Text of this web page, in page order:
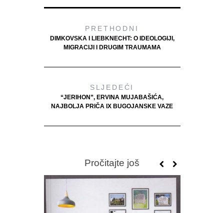
PRETHODNI
DIMKOVSKA I LIEBKNECHT: O IDEOLOGIJI,
MIGRACIJI I DRUGIM TRAUMAMA
SLJEDEĆI
“JERIHON”, ERVINA MUJABAŠIĆA,
NAJBOLJA PRIČA IX BUGOJANSKE VAZE
Pročitajte još